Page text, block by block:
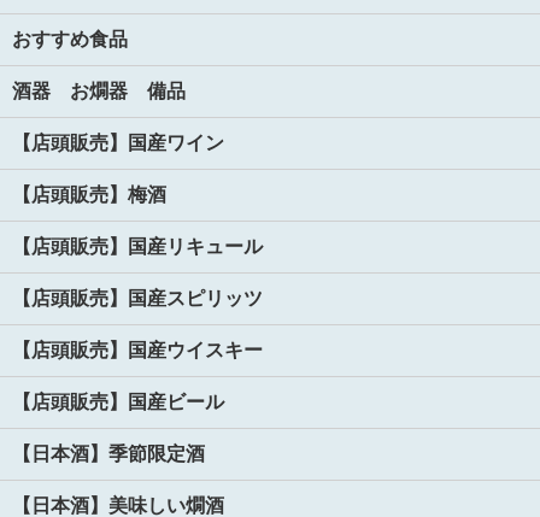
おすすめ食品
酒器 お燗器 備品
【店頭販売】国産ワイン
【店頭販売】梅酒
【店頭販売】国産リキュール
【店頭販売】国産スピリッツ
【店頭販売】国産ウイスキー
【店頭販売】国産ビール
【日本酒】季節限定酒
【日本酒】美味しい燗酒